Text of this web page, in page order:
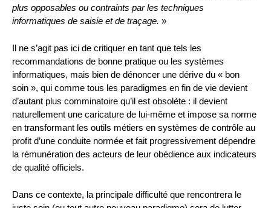
plus opposables ou contraints par les techniques
informatiques de saisie et de traçage. »
Il ne s’agit pas ici de critiquer en tant que tels les
recommandations de bonne pratique ou les systèmes
informatiques, mais bien de dénoncer une dérive du « bon
soin », qui comme tous les paradigmes en fin de vie devient
d’autant plus comminatoire qu’il est obsolète : il devient
naturellement une caricature de lui-même et impose sa norme
en transformant les outils métiers en systèmes de contrôle au
profit d’une conduite normée et fait progressivement dépendre
la rémunération des acteurs de leur obédience aux indicateurs
de qualité officiels.
Dans ce contexte, la principale difficulté que rencontrera le